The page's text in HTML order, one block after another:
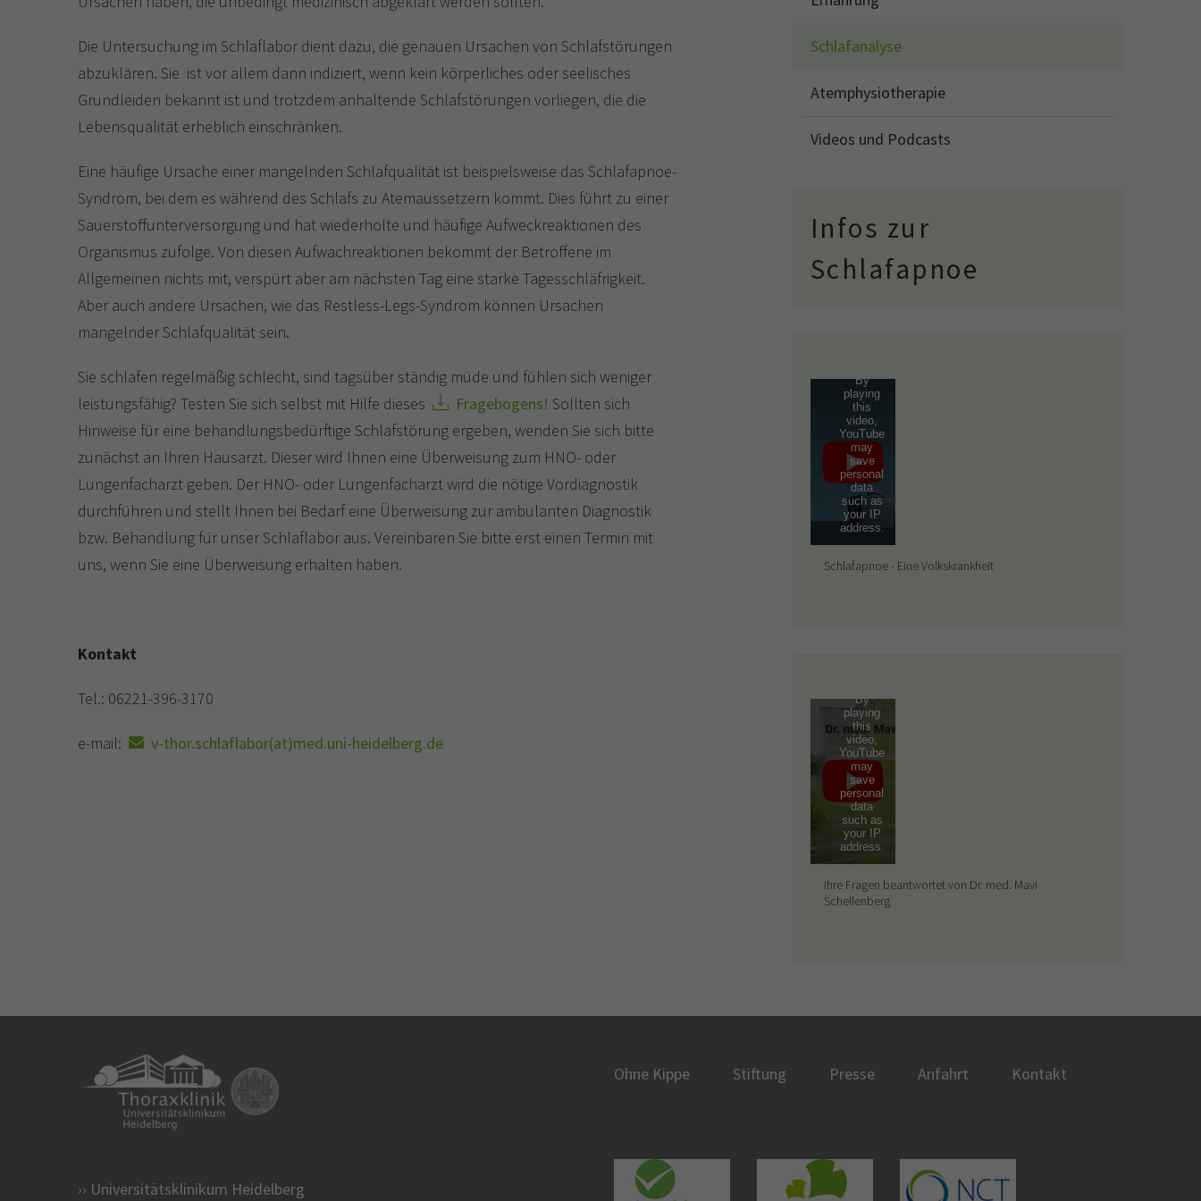
Die Untersuchung im Schlaflabor dient dazu, die genauen Ursachen von Schlafstörungen
abzuklären. Sie ist vor allem dann indiziert, wenn kein körperliches oder seelisches
Grundleiden bekannt ist und trotzdem anhaltende Schlafstörungen vorliegen, die die
Lebensqualität erheblich einschränken.
Eine häufige Ursache einer mangelnden Schlafqualität ist beispielsweise das Schlafapnoe-
Syndrom, bei dem es während des Schlafs zu Atemaussetzern kommt. Dies führt zu einer
Sauerstoffunterversorgung und hat wiederholte und häufige Aufweckreaktionen des
Organismus zufolge. Von diesen Aufwachreaktionen bekommt der Betroffene im
Allgemeinen nichts mit, verspürt aber am nächsten Tag eine starke Tagesschläfrigkeit.
Aber auch andere Ursachen, wie das Restless-Legs-Syndrom können Ursachen
mangelnder Schlafqualität sein.
Sie schlafen regelmäßig schlecht, sind tagsüber ständig müde und fühlen sich weniger
leistungsfähig? Testen Sie sich selbst mit Hilfe dieses
Fragebogens! Sollten sich
Hinweise für eine behandlungsbedürftige Schlafstörung ergeben, wenden Sie sich bitte
zunächst an Ihren Hausarzt. Dieser wird Ihnen eine Überweisung zum HNO- oder
Lungenfacharzt geben. Der HNO- oder Lungenfacharzt wird die nötige Vordiagnostik
durchführen und stellt Ihnen bei Bedarf eine Überweisung zur ambulanten Diagnostik
bzw. Behandlung für unser Schlaflabor aus. Vereinbaren Sie bitte erst einen Termin mit
uns, wenn Sie eine Überweisung erhalten haben.
Kontakt
Tel.: 06221-396-3170
e-mail: v-thor.schlaflabor(at)med.uni-heidelberg.de
Schlafanalyse
Atemphysiotherapie
Videos und Podcasts
Infos zur
Schlafapnoe
By
playing
this
video,
YouTube
may
save
personal
data
such as
your IP
address.
Schlafapnoe - Eine Volkskrankheit
By
playing
this
video,
YouTube
may
save
personal
data
such as
your IP
address.
Ihre Fragen beantwortet von Dr. med. Mavi
Schellenberg
Universitätsklinikum Heidelberg
Ohne Kippe Stiftung Presse Anfahrt Kontakt